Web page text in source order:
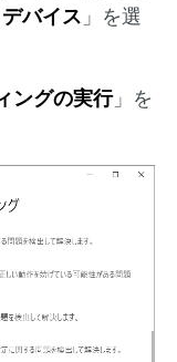
バイス 」を選
ングの実行」を